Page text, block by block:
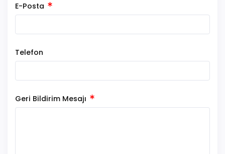
E-Posta
Telefon
Geri Bildirim Mesajı